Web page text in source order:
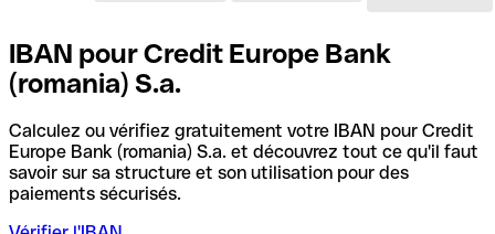
IBAN pour Credit Europe Bank
(romania) S.a.
Calculez ou vérifiez gratuitement votre IBAN pour Credit
Europe Bank (romania) S.a. et découvrez tout ce qu'il faut
savoir sur sa structure et son utilisation pour des
paiements sécurisés.